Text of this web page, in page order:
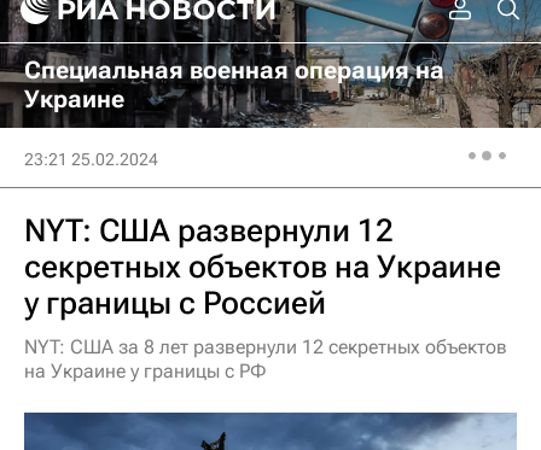
Специальная военная операция на
Украине
23:21 25.02.2024
NYT: США развернули 12
секретных объектов на Украине
у границы с Россией
NYT: США за 8 лет развернули 12 секретных объектов
на Украине у границы с РФ